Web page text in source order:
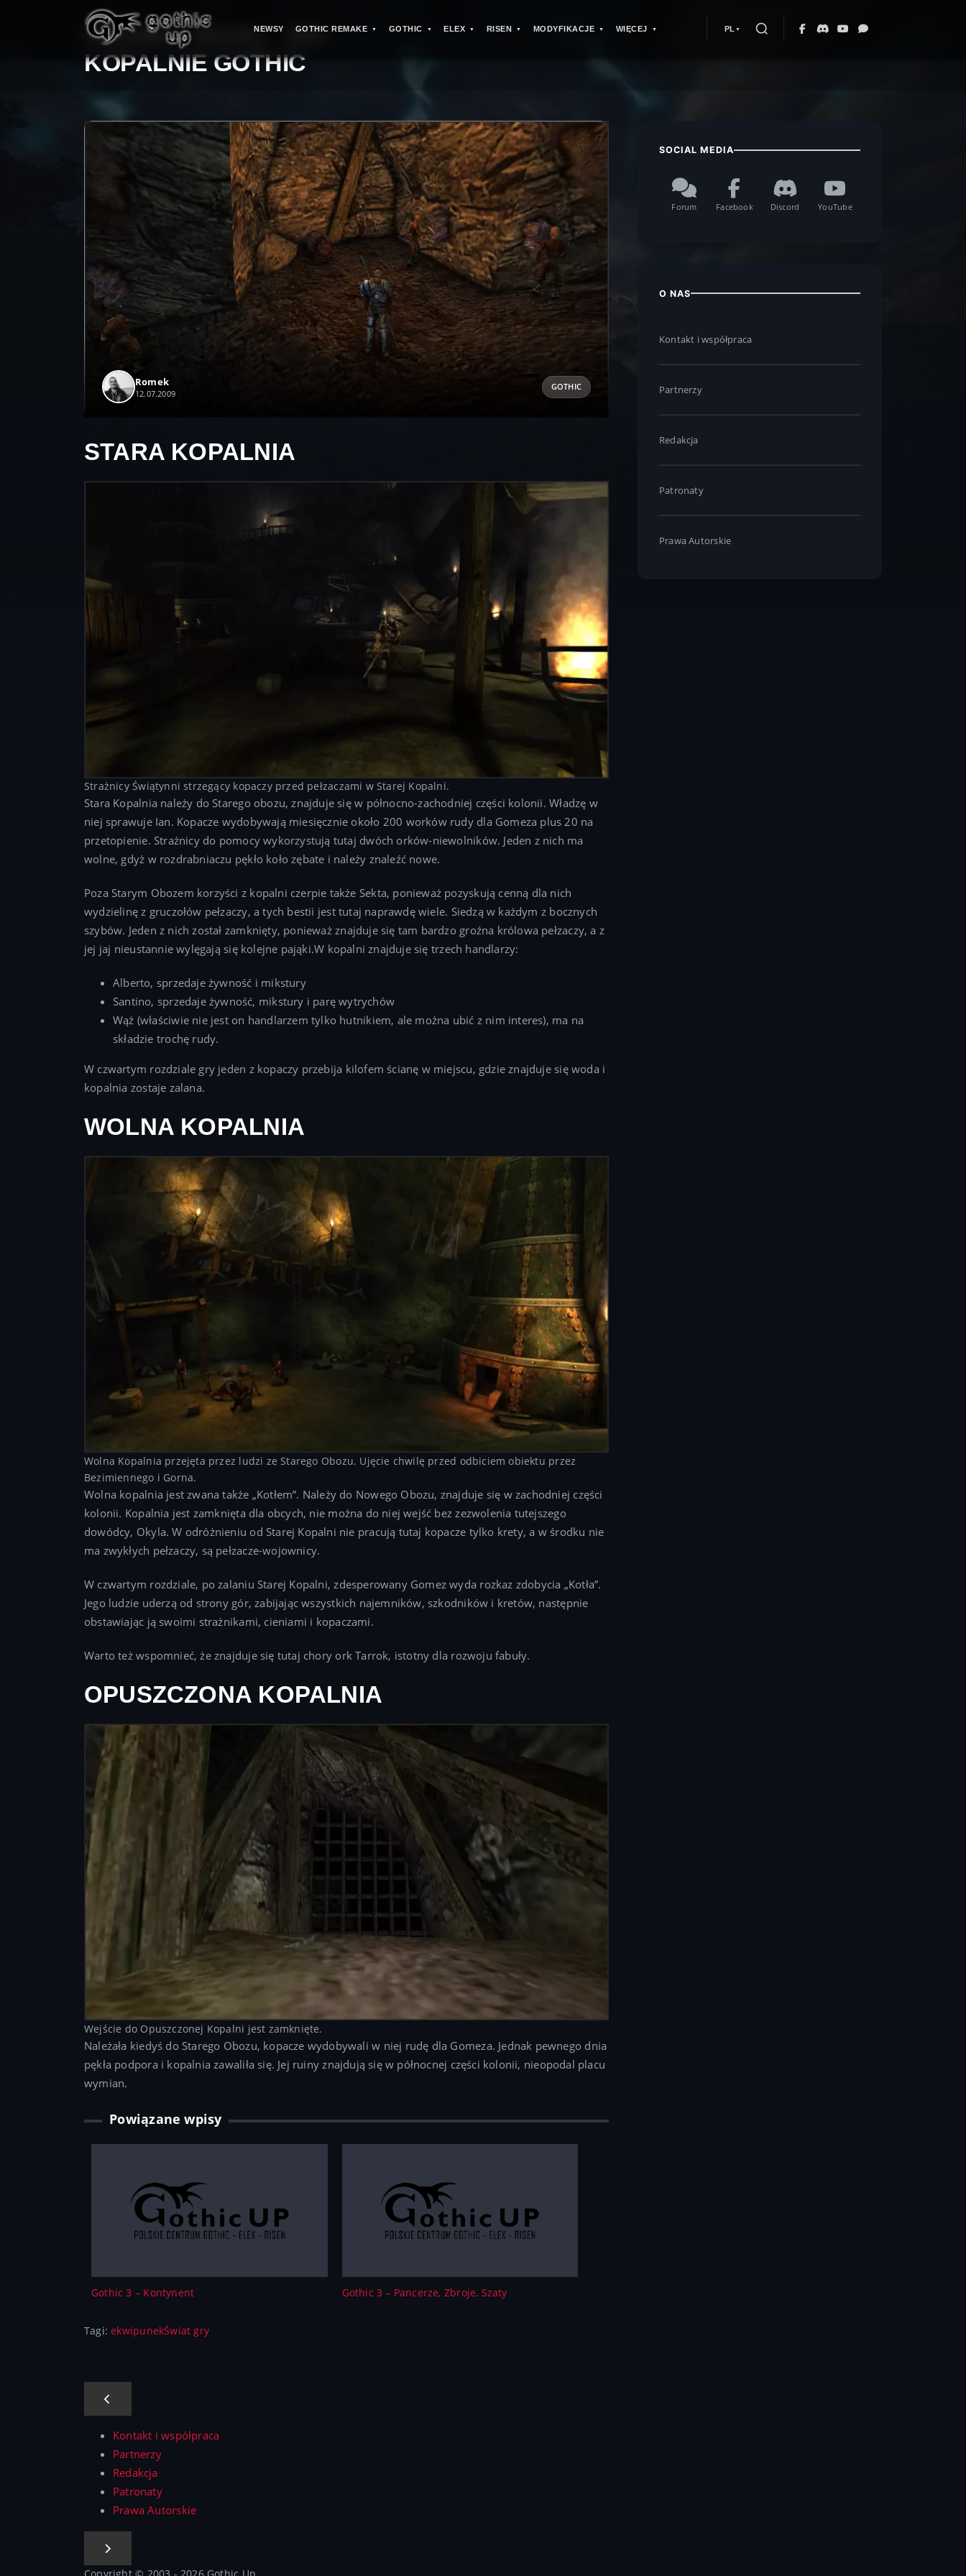
NEWSY GOTHIC REMAKE GOTHIC ELEX RISEN MODYFIKACJE WIĘCEJ PL
STRONA GŁÓWNA >
KOPALNIE GOTHIC
Romek
12.07.2009
GOTHIC
STARA KOPALNIA
Strażnicy Świątynni strzegący kopaczy przed pełzaczami w Starej Kopalni.
Stara Kopalnia należy do Starego obozu, znajduje się w północno-zachodniej części kolonii. Władzę w
niej sprawuje Ian. Kopacze wydobywają miesięcznie około 200 worków rudy dla Gomeza plus 20 na
przetopienie. Strażnicy do pomocy wykorzystują tutaj dwóch orków-niewolników. Jeden z nich ma
wolne, gdyż w rozdrabniaczu pękło koło zębate i należy znaleźć nowe.
Poza Starym Obozem korzyści z kopalni czerpie także Sekta, ponieważ pozyskują cenną dla nich
wydzielinę z gruczołów pełzaczy, a tych bestii jest tutaj naprawdę wiele. Siedzą w każdym z bocznych
szybów. Jeden z nich został zamknięty, ponieważ znajduje się tam bardzo groźna królowa pełzaczy, a z
jej jaj nieustannie wylęgają się kolejne pająki.W kopalni znajduje się trzech handlarzy:
Alberto, sprzedaje żywność i mikstury
Santino, sprzedaje żywność, mikstury i parę wytrychów
Wąż (właściwie nie jest on handlarzem tylko hutnikiem, ale można ubić z nim interes), ma na
składzie trochę rudy.
W czwartym rozdziale gry jeden z kopaczy przebija kilofem ścianę w miejscu, gdzie znajduje się woda i
kopalnia zostaje zalana.
WOLNA KOPALNIA
Wolna Kopalnia przejęta przez ludzi ze Starego Obozu. Ujęcie chwilę przed odbiciem obiektu przez
Bezimiennego i Gorna.
Wolna kopalnia jest zwana także „Kotłem”. Należy do Nowego Obozu, znajduje się w zachodniej części
kolonii. Kopalnia jest zamknięta dla obcych, nie można do niej wejść bez zezwolenia tutejszego
dowódcy, Okyla. W odróżnieniu od Starej Kopalni nie pracują tutaj kopacze tylko krety, a w środku nie
ma zwykłych pełzaczy, są pełzacze-wojownicy.
W czwartym rozdziale, po zalaniu Starej Kopalni, zdesperowany Gomez wyda rozkaz zdobycia „Kotła”.
Jego ludzie uderzą od strony gór, zabijając wszystkich najemników, szkodników i kretów, następnie
obstawiając ją swoimi strażnikami, cieniami i kopaczami.
Warto też wspomnieć, że znajduje się tutaj chory ork Tarrok, istotny dla rozwoju fabuły.
OPUSZCZONA KOPALNIA
Wejście do Opuszczonej Kopalni jest zamknięte.
Należała kiedyś do Starego Obozu, kopacze wydobywali w niej rudę dla Gomeza. Jednak pewnego dnia
pękła podpora i kopalnia zawaliła się. Jej ruiny znajdują się w północnej części kolonii, nieopodal placu
wymian.
Powiązane wpisy
Gothic 3 – Kontynent Gothic 3 – Pancerze, Zbroje, Szaty
Tagi:ekwipunekŚwiat gry
SOCIAL MEDIA
Forum Facebook Discord YouTube
O NAS
Kontakt i współpraca
Partnerzy
Redakcja
Patronaty
Prawa Autorskie
Kontakt i współpraca
Partnerzy
Redakcja
Patronaty
Prawa Autorskie
Copyright © 2003 - 2026 Gothic Up